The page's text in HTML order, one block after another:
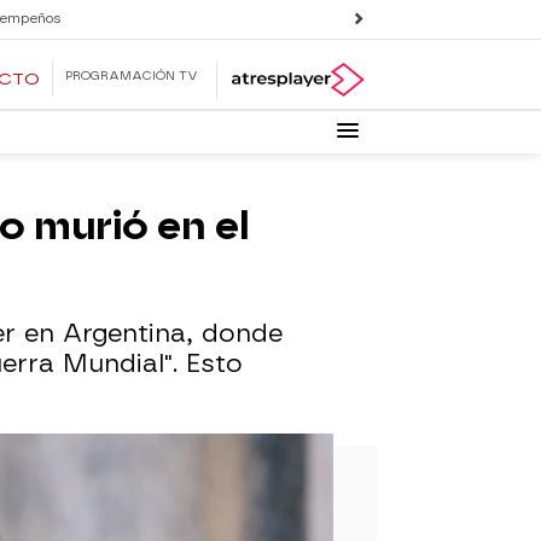
PROGRAMACIÓN TV
murió en el
en Argentina, donde
Mundial". Esto